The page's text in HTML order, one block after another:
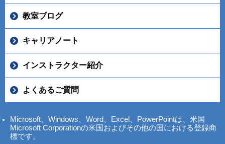
教室ブログ
キャリアノート
インストラクター紹介
よくあるご質問
Microsoft、Windows、Word、Excel、PowerPointは、米国
Microsoft Corporationの米国およびその他の国における登録商
標です。